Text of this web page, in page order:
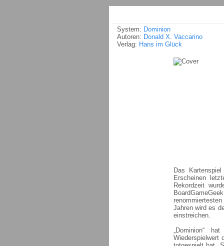
System: Dominion
Autoren: Donald X. Vaccarino
Verlag: Hans im Glück
Das
Erscheinen
Rekordzeit
Jahren wird es
einstreichen.
„Dominion“
Wiederspielwert